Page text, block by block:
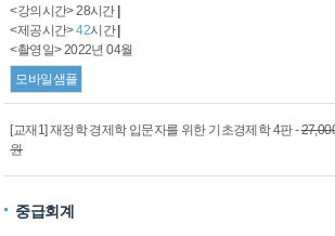
<강의시간> 28시간
<제공시간>42시간
<촬영일> 2022년 04월
모바일샘플
[교재1] 재정학 경제학 입문자를 위한 기초경제학 4판 -
원
중급회계